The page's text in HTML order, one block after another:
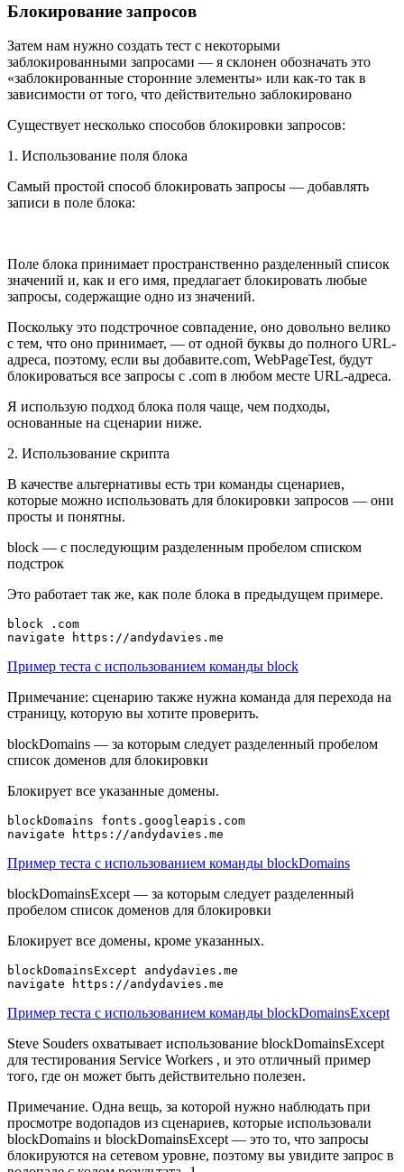
Блокирование запросов
Затем нам нужно создать тест с некоторыми
заблокированными запросами — я склонен обозначать это
«заблокированные сторонние элементы» или как-то так в
зависимости от того, что действительно заблокировано
Существует несколько способов блокировки запросов:
1. Использование поля блока
Самый простой способ блокировать запросы — добавлять
записи в поле блока:
Поле блока принимает пространственно разделенный список
значений и, как и его имя, предлагает блокировать любые
запросы, содержащие одно из значений.
Поскольку это подстрочное совпадение, оно довольно велико
с тем, что оно принимает, — от одной буквы до полного URL-
адреса, поэтому, если вы добавите.com, WebPageTest, будут
блокироваться все запросы с .com в любом месте URL-адреса.
Я использую подход блока поля чаще, чем подходы,
основанные на сценарии ниже.
2. Использование скрипта
В качестве альтернативы есть три команды сценариев,
которые можно использовать для блокировки запросов — они
просты и понятны.
block — с последующим разделенным пробелом списком
подстрок
Это работает так же, как поле блока в предыдущем примере.
block .com
Пример теста с использованием команды block
Примечание: сценарию также нужна команда для перехода на
страницу, которую вы хотите проверить.
blockDomains — за которым следует разделенный пробелом
список доменов для блокировки
Блокирует все указанные домены.
blockDomains fonts.googleapis.com
Пример теста с использованием команды blockDomains
blockDomainsExcept — за которым следует разделенный
пробелом список доменов для блокировки
Блокирует все домены, кроме указанных.
blockDomainsExcept andydavies.me
Пример теста с использованием команды blockDomainsExcept
Steve Souders охватывает использование blockDomainsExcept
для тестирования Service Workers , и это отличный пример
того, где он может быть действительно полезен.
Примечание. Одна вещь, за которой нужно наблюдать при
просмотре водопадов из сценариев, которые использовали
blockDomains и blockDomainsExcept — это то, что запросы
блокируются на сетевом уровне, поэтому вы увидите запрос в